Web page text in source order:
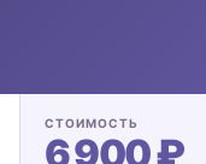
СТОИМОСТЬ
6 900 ₽